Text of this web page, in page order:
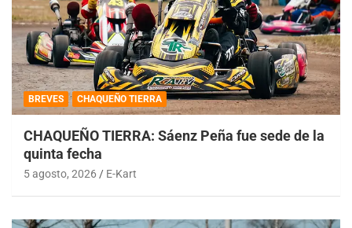
BREVES CHAQUEÑO TIERRA
CHAQUEÑO TIERRA: Sáenz Peña fue sede de la
quinta fecha
5 agosto, 2026 E-Kart